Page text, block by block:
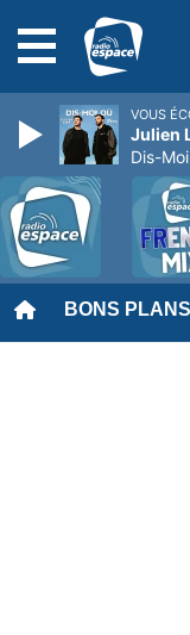
BONS PLANS
VOUS
Julien
Dis-